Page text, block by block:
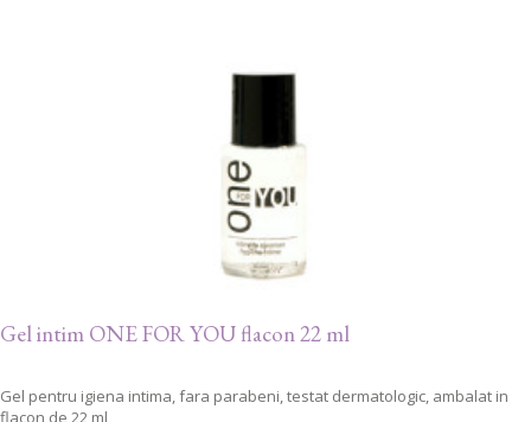
Gel intim ONE FOR YOU flacon 22 ml
Gel pentru igiena intima, fara parabeni, testat dermatologic, ambalat in
flacon de 22 ml